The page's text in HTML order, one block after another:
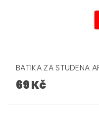
BATIKA ZA STUDENA
69 Kč